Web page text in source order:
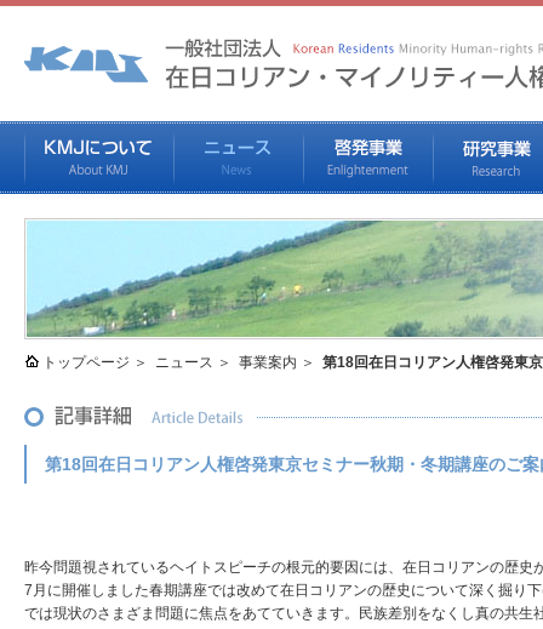
トップページ ニュース 事業案内 第18回在日コリアン人権啓発東
第18回在日コリアン人権啓発東京セミナー秋期・冬期講座のご案
昨今問題視されているヘイトスピーチの根元的要因には、在日コリアンの歴
7月に開催しました春期講座では改めて在日コリアンの歴史について深く掘り
では現状のさまざま問題に焦点をあてていきます。民族差別をなくし真の共